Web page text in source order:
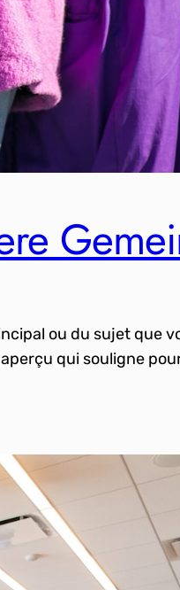
ou du sujet que
qui souligne